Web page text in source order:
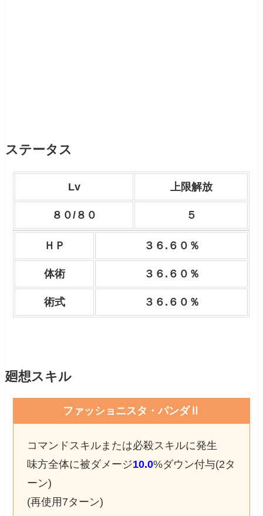
ステータス
Lv 上限解放
８０/８０ ５
ＨＰ ３６.６０％
体術 ３６.６０％
術式 ３６.６０％
廻想スキル
ファッショニスタ・パンダⅡ
コマンドスキルまたは必殺スキルに発生
味方全体に被ダメージ10.0%ダウン付与(2タ
ーン)
(再使用7ターン)